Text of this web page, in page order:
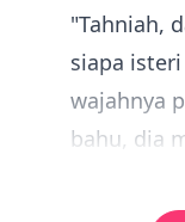
"Tahniah,
siapa
wajahnya
bahu, dia